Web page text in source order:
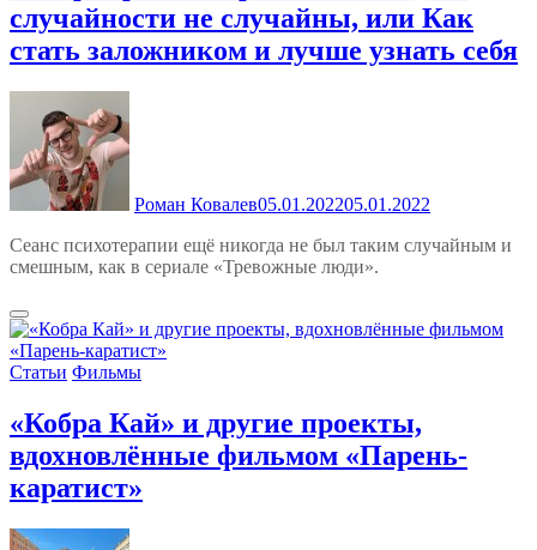
случайности не случайны, или Как
стать заложником и лучше узнать себя
Роман Ковалев05.01.202205.01.2022
Сеанс психотерапии ещё никогда не был таким случайным и
смешным, как в сериале «Тревожные люди».
Статьи Фильмы
«Кобра Кай» и другие проекты,
вдохновлённые фильмом «Парень-
каратист»